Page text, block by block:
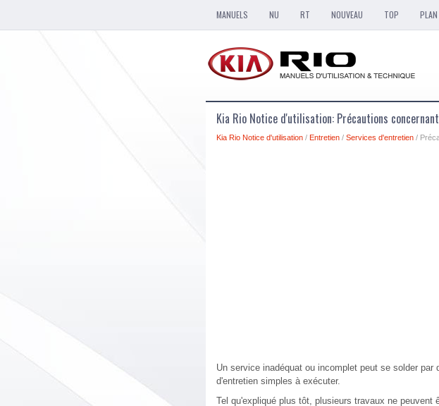
MANUELS NU RT NOUVEAU TOP
Kia Rio Notice d'utilisation: Précautions
Kia Rio Notice d'utilisation / Entretien / Services d'entretien /
Un service inadéquat ou incomplet peut se solder
d'entretien simples à exécuter.
Tel qu'expliqué plus tôt, plusieurs travaux ne peuvent